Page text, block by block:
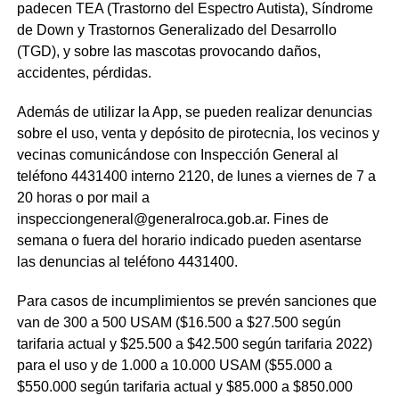
padecen TEA (Trastorno del Espectro Autista), Síndrome
de Down y Trastornos Generalizado del Desarrollo
(TGD), y sobre las mascotas provocando daños,
accidentes, pérdidas.
Además de utilizar la App, se pueden realizar denuncias
sobre el uso, venta y depósito de pirotecnia, los vecinos y
vecinas comunicándose con Inspección General al
teléfono 4431400 interno 2120, de lunes a viernes de 7 a
20 horas o por mail a
inspecciongeneral@generalroca.gob.ar. Fines de
semana o fuera del horario indicado pueden asentarse
las denuncias al teléfono 4431400.
Para casos de incumplimientos se prevén sanciones que
van de 300 a 500 USAM ($16.500 a $27.500 según
tarifaria actual y $25.500 a $42.500 según tarifaria 2022)
para el uso y de 1.000 a 10.000 USAM ($55.000 a
$550.000 según tarifaria actual y $85.000 a $850.000